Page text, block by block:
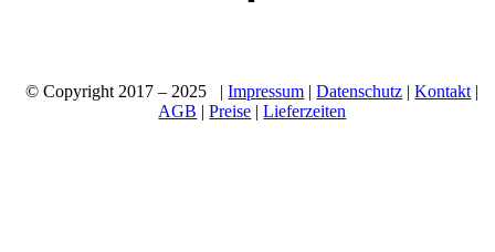
© Copyright 2017 – 2025 |Impressum |Datenschutz |Kontakt |
AGB |Preise |Lieferzeiten